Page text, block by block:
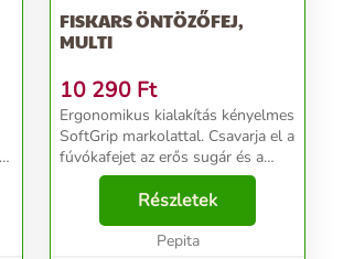
FISKARS ÖNTÖZŐFEJ,
MULTI
10 290 Ft
Ergonomikus kialakítás kényelmes
SoftGrip markolattal. Csavarja el a
fúvókafejet az erős sugár és a
finom permet mintázatok közötti
váltáshoz. A hüvelykujjas
áramlásszabályozó ki/be kapcsoló
Részletek
Pepita